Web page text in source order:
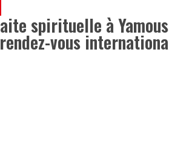
spirituelle à
vous